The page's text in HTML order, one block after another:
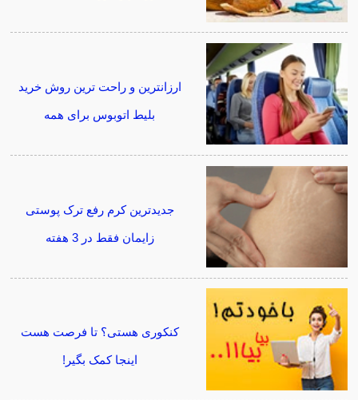
ارزانترین و راحت ترین روش خرید
بلیط اتوبوس برای همه
جدیدترین کرم رفع ترک پوستی
زایمان فقط در 3 هفته
کنکوری هستی؟ تا فرصت هست
اینجا کمک بگیر!